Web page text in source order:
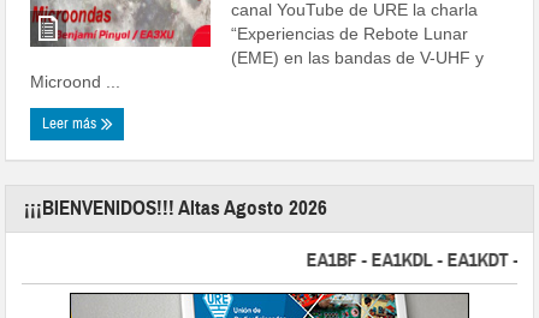
canal YouTube de URE la charla
“Experiencias de Rebote Lunar
(EME) en las bandas de V-UHF y
Microond ...
Leer más
¡¡¡BIENVENIDOS!!! Altas Agosto 2026
EA1BF - EA1KDL - EA1KDT -